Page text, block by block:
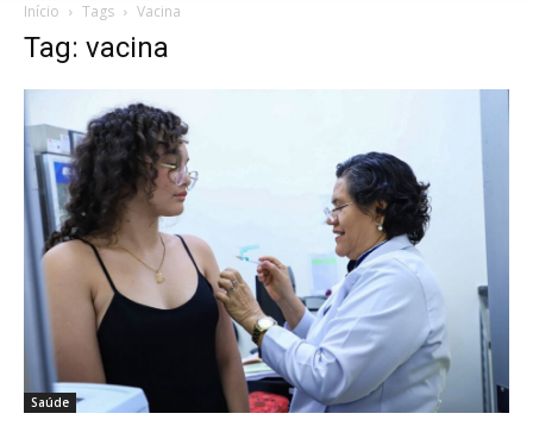
Início Tags Vacina
Tag: vacina
Saúde